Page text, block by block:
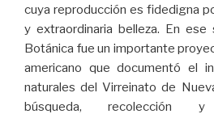
cuya reproducción es fidedigna
y extraordinaria belleza. En ese
Botánica fue un importante
americano que documentó el
naturales del Virreinato de
búsqueda, recolección